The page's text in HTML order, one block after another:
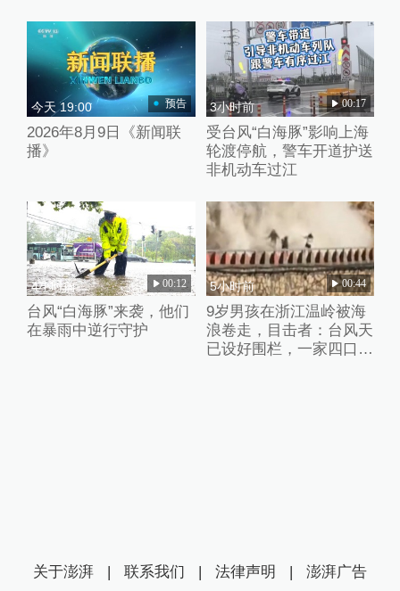
今天 19:00 预告
2026年8月9日《新闻联
播》
3小时前 00:17
受台风“白海豚”影响上海
轮渡停航，警车开道护送
非机动车过江
4小时前 00:12
台风“白海豚”来袭，他们
在暴雨中逆行守护
5小时前 00:44
9岁男孩在浙江温岭被海
浪卷走，目击者：台风天
已设好围栏，一家四口翻
关于澎湃 | 联系我们 | 法律声明 | 澎湃广告